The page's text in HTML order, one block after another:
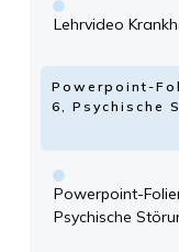
Lehrvideo
Powerpoint-
6, Psychische
Powerpoint-
Psychische